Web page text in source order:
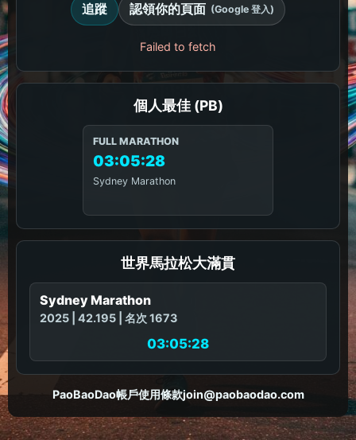
追蹤 認領你的頁面 (Google 登入)
Failed to fetch
個人最佳 (PB)
FULL MARATHON
03:05:28
Sydney Marathon
世界馬拉松大滿貫
Sydney Marathon
2025 | 42.195 | 名次 1673
03:05:28
PaoBaoDao帳戶使用條款join@paobaodao.com